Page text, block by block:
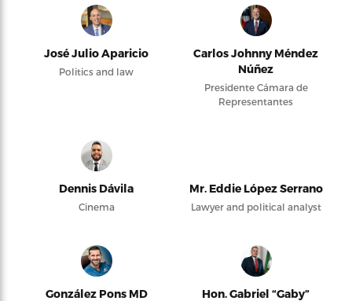
José Julio Aparicio
Politics and law
Carlos Johnny Méndez
Núñez
Presidente Cámara de
Representantes
Dennis Dávila
Cinema
Mr. Eddie López Serrano
Lawyer and political analyst
González Pons MD
Hon. Gabriel “Gaby”